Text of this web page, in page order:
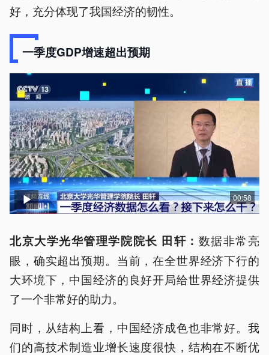
好，充分体现了我国经济的韧性。
一季度GDP增速超出预期
00:58
北京大学光华管理学院院长 田轩： 数据非常亮
眼，确实超出预期。当前，在全世界经济下行的
大环境下，中国经济的良好开局给世界经济提供
了一个非常好的助力。
同时，从结构上看，中国经济成色也非常好。我
们的高技术制造业增长速度很快，结构在不断优